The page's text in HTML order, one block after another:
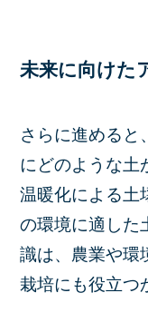
未来に向けた
さらに進めると
にどのような土
温暖化による土
の環境に適した
識は、農業や環
栽培にも役立つ